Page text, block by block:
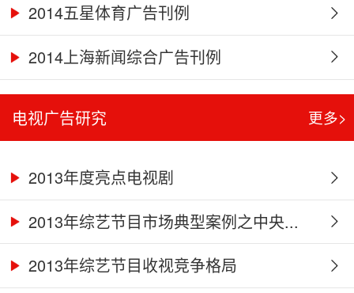
2014五星体育广告刊例
2014上海新闻综合广告刊例
电视广告研究 更多>
2013年度亮点电视剧
2013年综艺节目市场典型案例之中央...
2013年综艺节目收视竞争格局